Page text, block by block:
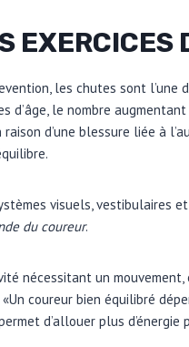
EXERCICES
les chutes sont
le nombre
d’une blessure liée à
visuels, vestibulaires et
du coureur.
nécessitant un
coureur bien équilibré
d’allouer plus d’énergie